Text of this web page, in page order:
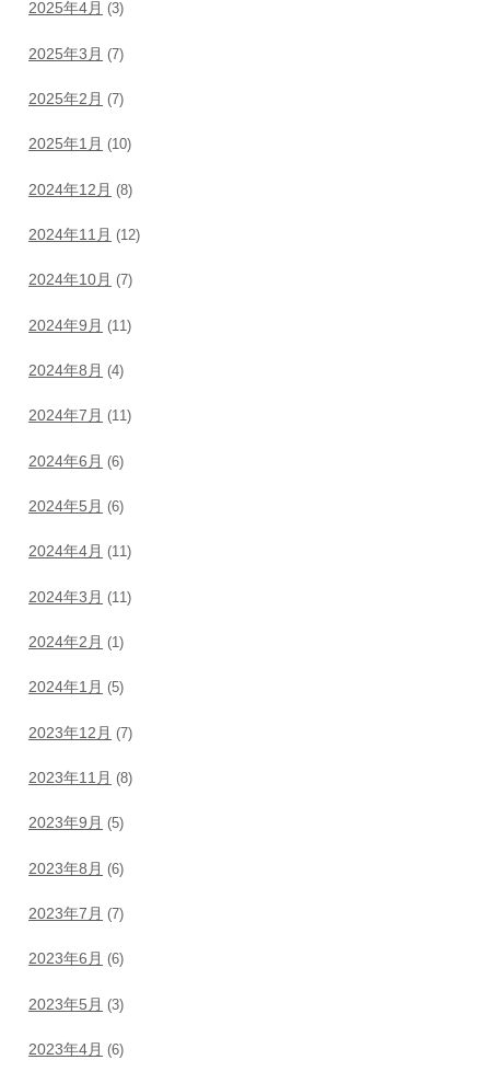
2025年4月 (3)
2025年3月 (7)
2025年2月 (7)
2025年1月 (10)
2024年12月 (8)
2024年11月 (12)
2024年10月 (7)
2024年9月 (11)
2024年8月 (4)
2024年7月 (11)
2024年6月 (6)
2024年5月 (6)
2024年4月 (11)
2024年3月 (11)
2024年2月 (1)
2024年1月 (5)
2023年12月 (7)
2023年11月 (8)
2023年9月 (5)
2023年8月 (6)
2023年7月 (7)
2023年6月 (6)
2023年5月 (3)
2023年4月 (6)